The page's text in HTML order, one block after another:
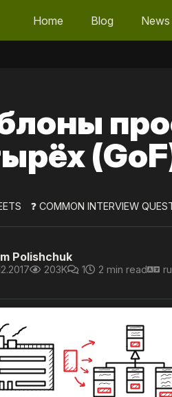
Home Blog News
❓ COMMON INTERVIEW
Polishchuk
203K 1 2 min read ru